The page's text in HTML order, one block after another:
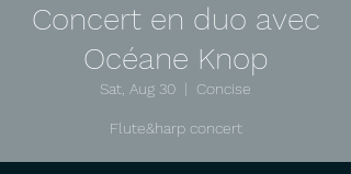
Concert en duo avec
Océane Knop
Sat, Aug 30 Concise
Flute&harp concert